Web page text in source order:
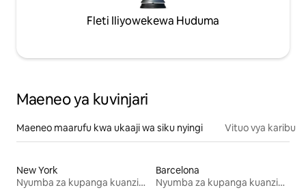
Fleti Iliyowekewa Huduma
Maeneo ya kuvinjari
Maeneo maarufu kwa ukaaji wa siku nyingi Vituo vya karibu
New York
Nyumba za kupanga kuanzia mwezi mmoja
Barcelona
Nyumba za kupanga kuanzia mwezi mmoja